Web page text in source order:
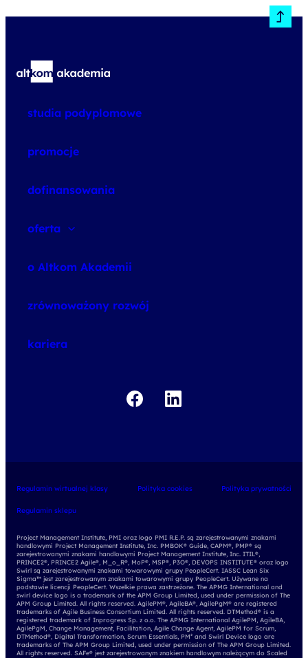
studia podyplomowe
promocje
dofinansowania
oferta
o Altkom Akademii
zrównoważony rozwój
kariera
Regulamin wirtualnej klasy Polityka cookies Polityka prywatności
Regulamin sklepu
Project Management Institute, PMI oraz logo PMI R.E.P. są zarejestrowanymi znakami
handlowymi Project Management Institute, Inc. PMBOK® Guide, CAPM®, PMP® są
zarejestrowanymi znakami handlowymi Project Management Institute, Inc. ITIL®,
PRINCE2®, PRINCE2 Agile®, M_o_R®, MoP®, MSP®, P3O®, DEVOPS INSTITUTE® oraz logo
Swirl są zarejestrowanymi znakami towarowymi grupy PeopleCert. IASSC Lean Six
Sigma™ jest zarejestrowanym znakami towarowymi grupy PeopleCert. Używane na
podstawie licencji PeopleCert. Wszelkie prawa zastrzeżone. The APMG International and
swirl device logo is a trademark of the APM Group Limited, used under permission of The
APM Group Limited. All rights reserved. AgilePM®, AgileBA®, AgilePgM® are registered
trademarks of Agile Business Consortium Limited. All rights reserved. DTMethod® is a
registered trademark of Inprogress Sp. z o.o. The APMG International AgilePM, AgileBA,
AgilePgM, Change Management, Facilitation, Agile Change Agent, AgilePM for Scrum,
DTMethod®, Digital Transformation, Scrum Essentials, PM² and Swirl Device logo are
trademarks of The APM Group Limited, used under permission of The APM Group Limited.
All rights reserved. SAFe® jest zarejestrowanym znakiem handlowym należącym do Scaled